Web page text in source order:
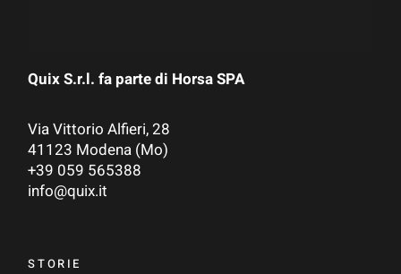
Quix S.r.l. fa parte di Horsa SPA
Via Vittorio Alfieri, 28
41123 Modena (Mo)
+39 059 565388
info@quix.it
STORIE